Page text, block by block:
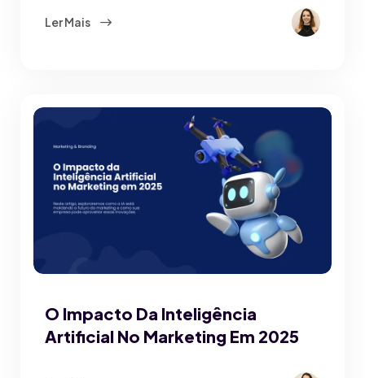
Ler Mais
O Impacto Da Inteligência
Artificial No Marketing Em 2025